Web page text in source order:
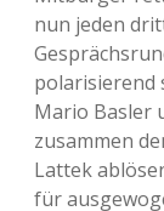
nun jeden
polarisierend
Mario Basler
zusammen
Lattek
für